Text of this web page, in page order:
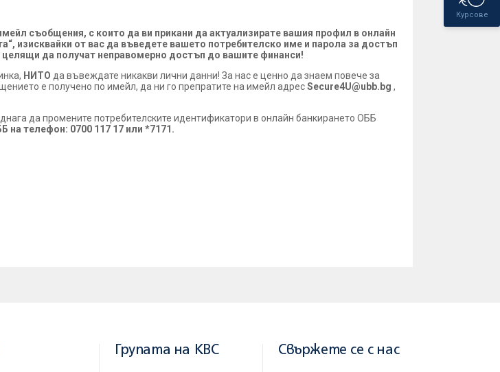
Курсове
съобщения, с които да ви прикани да актуализирате вашия профил в онлайн
изисквайки от вас да въведете вашето потребителско име и парола за достъп
целящи да получат неправомерно достъп до вашите финанси!
НИТО да въвеждате никакви лични данни! За нас е ценно да знаем повече за
е получено по имейл, да ни го препратите на имейл адресSecure4U@ubb.bg ,
да промените потребителските идентификатори в онлайн банкирането ОББ
на телефон: 0700 117 17 или *7171.
Групата на KBC Свържете се с нас